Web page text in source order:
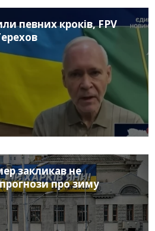
певних кроків, FPV
закликав не
про зиму